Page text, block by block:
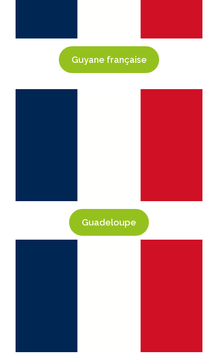
Guyane française
Guadeloupe